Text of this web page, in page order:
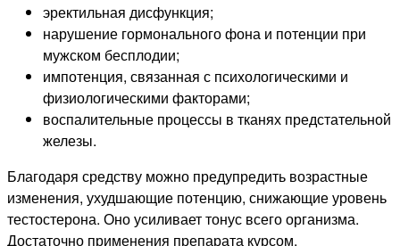
эректильная дисфункция;
нарушение гормонального фона и потенции при
мужском бесплодии;
импотенция, связанная с психологическими и
физиологическими факторами;
воспалительные процессы в тканях предстательной
железы.
Благодаря средству можно предупредить возрастные
изменения, ухудшающие потенцию, снижающие уровень
тестостерона. Оно усиливает тонус всего организма.
Достаточно применения препарата курсом.